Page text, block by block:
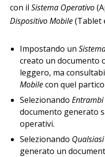
con il Sistema Operativo
Dispositivo Mobile(Tablet
Impostando un
creato un documento
leggero, ma
Mobilecon quel
Selezionando
documento generato
operativi.
Selezionando
generato un